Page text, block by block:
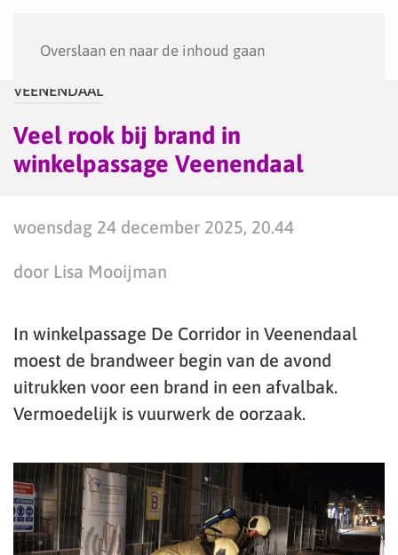
Overslaan en naar de inhoud gaan
VEENENDAAL
Veel rook bij brand in
winkelpassage Veenendaal
woensdag 24 december 2025, 20.44
door Lisa Mooijman
In winkelpassage De Corridor in Veenendaal
moest de brandweer begin van de avond
uitrukken voor een brand in een afvalbak.
Vermoedelijk is vuurwerk de oorzaak.